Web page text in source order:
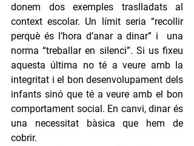
donem dos exemples traslladats al
context escolar. Un límit seria “recollir
perquè és l’hora d’anar a dinar” i  una
norma “treballar en silenci”. Si us fixeu
aquesta última no té a veure amb la
integritat i el bon desenvolupament dels
infants sinó que té a veure amb el bon
comportament social. En canvi, dinar és
una necessitat bàsica que hem de
cobrir.